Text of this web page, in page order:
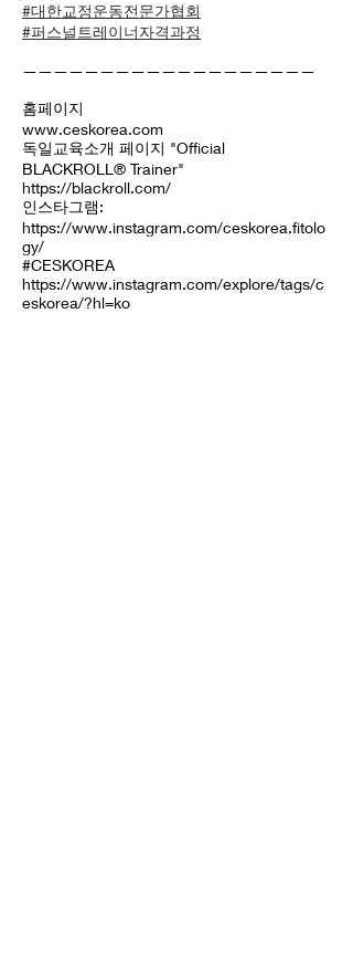
#대한교정운동전문가협회
#퍼스널트레이너자격과정
———————————————————
홈페이지
www.ceskorea.com
독일교육소개 페이지 "Official
BLACKROLL® Trainer"
https://blackroll.com/
인스타그램:
https://www.instagram.com/ceskorea.fitolo
gy/
#CESKOREA
https://www.instagram.com/explore/tags/c
eskorea/?hl=ko